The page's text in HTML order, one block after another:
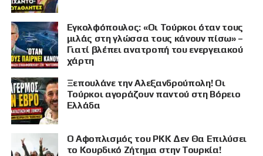
Εγκολφόπουλος: «Οι Τούρκοι όταν τους
μιλάς στη γλώσσα τους κάνουν πίσω» –
Γιατί βλέπει ανατροπή του ενεργειακού
χάρτη
Ξεπουλάνε την Αλεξανδρούπολη! Οι
Τούρκοι αγοράζουν παντού στη Βόρειο
Ελλάδα
Ο Αφοπλισμός του PKK Δεν Θα Επιλύσει
το Κουρδικό Ζήτημα στην Τουρκία!